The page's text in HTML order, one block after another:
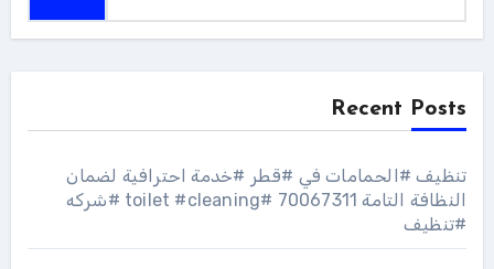
Recent Posts
تنظيف #الحمامات في #قطر #خدمة احترافية لضمان
النظافة التامة 70067311 #toilet #cleaning #شركه
#تنظيف